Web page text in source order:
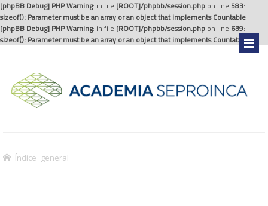
[phpBB Debug] PHP Warning: in file [ROOT]/phpbb/session.php on line 583:
sizeof(): Parameter must be an array or an object that implements Countable
[phpBB Debug] PHP Warning: in file [ROOT]/phpbb/session.php on line 639:
sizeof(): Parameter must be an array or an object that implements Countable
Índice general